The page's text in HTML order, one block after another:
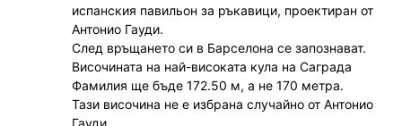
испанския павильон за ръкавици, проектиран от
Антонио Гауди.
След връщането си в Барселона се запознават.
Височината на най-високата кула на Саграда
Фамилия ще бъде 172.50 м, а не 170 метра.
Тази височина не е избрана случайно от Антонио
Гауди.